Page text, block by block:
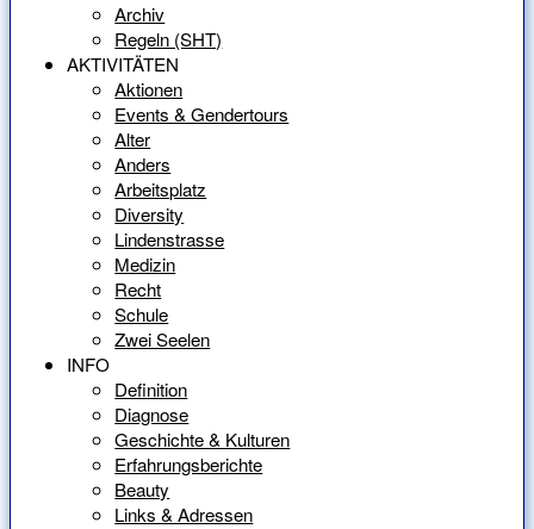
Archiv
Regeln (SHT)
AKTIVITÄTEN
Aktionen
Events & Gendertours
Alter
Anders
Arbeitsplatz
Diversity
Lindenstrasse
Medizin
Recht
Schule
Zwei Seelen
INFO
Definition
Diagnose
Geschichte & Kulturen
Erfahrungsberichte
Beauty
Links & Adressen